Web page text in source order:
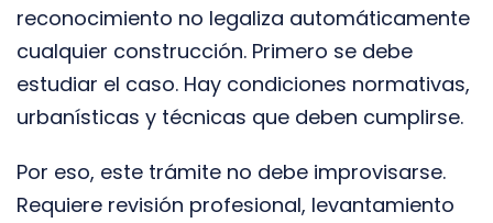
reconocimiento no legaliza automáticamente
cualquier construcción. Primero se debe
estudiar el caso. Hay condiciones normativas,
urbanísticas y técnicas que deben cumplirse.
Por eso, este trámite no debe improvisarse.
Requiere revisión profesional, levantamiento